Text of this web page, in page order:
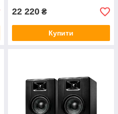
22 220 ₴
Купити